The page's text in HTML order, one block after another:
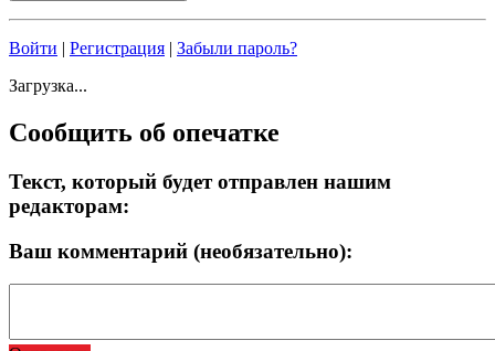
Войти | Регистрация | Забыли пароль?
Загрузка...
Сообщить об опечатке
Текст, который будет отправлен нашим
редакторам:
Ваш комментарий (необязательно):